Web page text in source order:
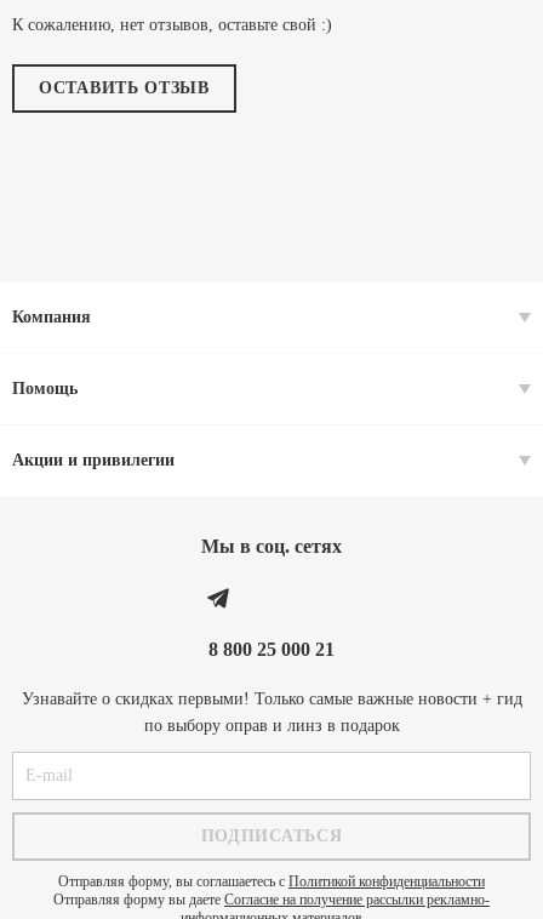
К сожалению, нет отзывов, оставьте свой :)
ОСТАВИТЬ ОТЗЫВ
Компания
Помощь
Акции и привилегии
Мы в соц. cетях
8 800 25 000 21
Узнавайте о скидках первыми! Только самые важные новости + гид
по выбору оправ и линз в подарок
Отправляя форму, вы соглашаетесь с Политикой конфиденциальности
Отправляя форму вы даете Согласие на получение рассылки рекламно-